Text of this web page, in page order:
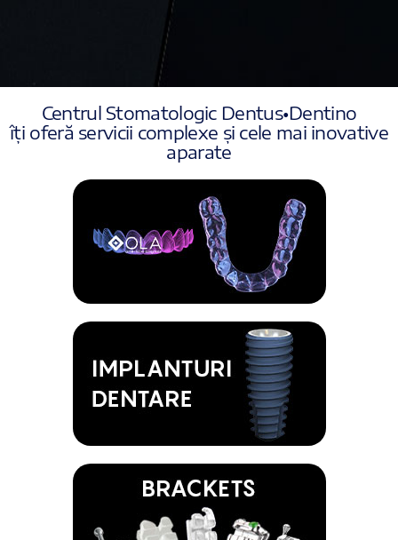
Centrul Stomatologic Dentus•Dentino
îți oferă servicii complexe și cele mai inovative
aparate